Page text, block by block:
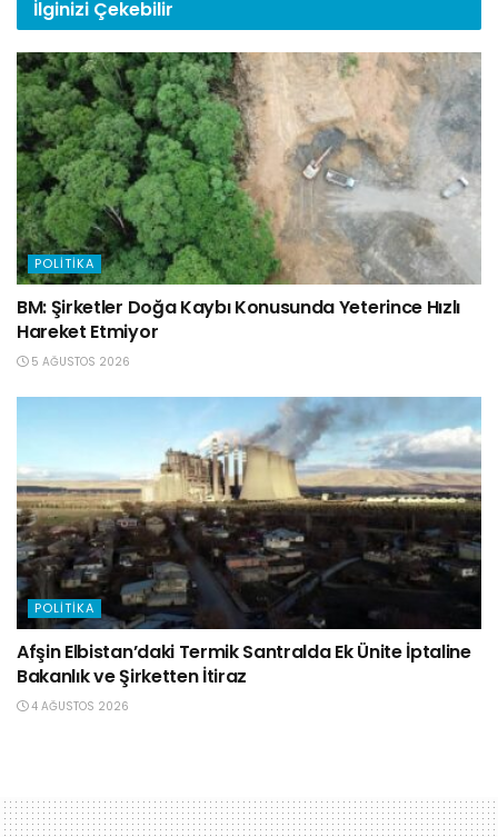
İlginizi Çekebilir
POLITIKA
BM: Şirketler Doğa Kaybı Konusunda Yeterince Hızlı
Hareket Etmiyor
5 AĞUSTOS 2026
POLITIKA
Afşin Elbistan’daki Termik Santralda Ek Ünite İptaline
Bakanlık ve Şirketten İtiraz
4 AĞUSTOS 2026